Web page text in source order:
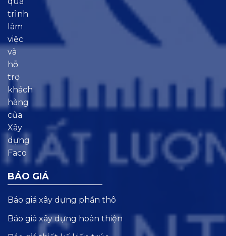
BÁO GIÁ
Báo giá xây dựng phần thô
Báo giá xây dựng hoàn thiện